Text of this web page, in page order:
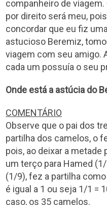
companheiro de
por direito será meu,
concordar que eu fiz
astucioso Beremiz,
viagem com seu amigo.
cada um possuía o seu
Onde está a astúcia do
COMENTÁRIO
Observe que o pai dos
partilha dos camelos, o
pois, ao deixar a metade
um terço para Hamed
(1/9), fez a partilha
é igual a 1 ou seja 1/1 =
caso, os 35 camelos.